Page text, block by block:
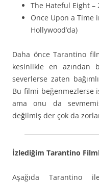
The Hateful Eight –
Once Upon a Time
Hollywood’da)
Daha önce Tarantino
kesinlikle en
severlerse zaten
Bu filmi
ama onu da
değilmiş der çok da
İzlediğim Tarantino
Aşağıda Tarantino